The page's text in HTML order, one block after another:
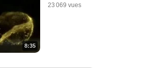
8:35
23 069 vues